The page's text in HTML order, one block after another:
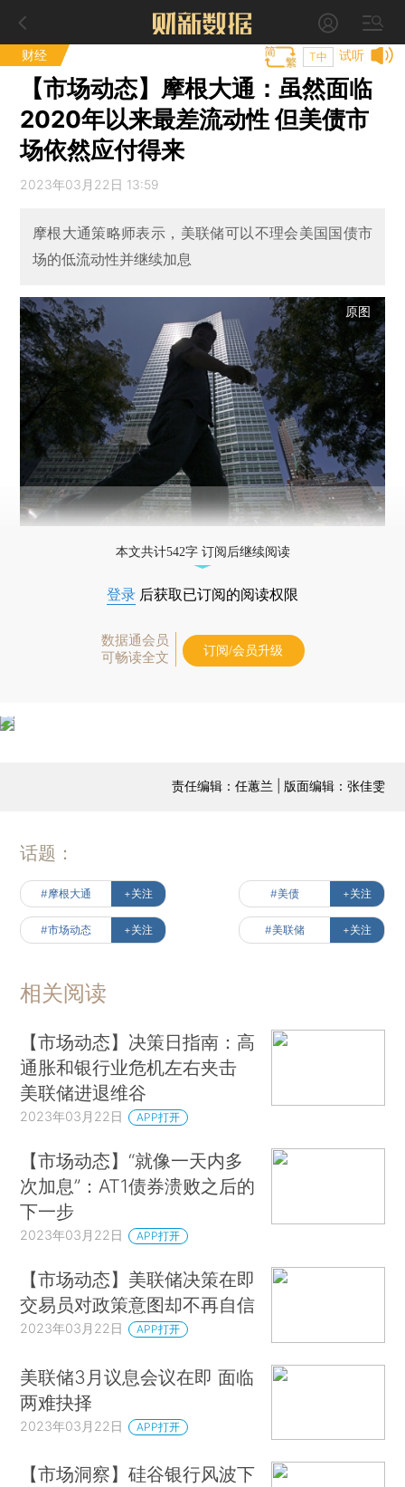
财经 试听
T中
【市场动态】摩根大通：虽然面临
2020年以来最差流动性 但美债市
场依然应付得来
2023年03月22日 13:59
摩根大通策略师表示，美联储可以不理会美国国债市
场的低流动性并继续加息
原图
本文共计542字 订阅后继续阅读
登录 后获取已订阅的阅读权限
数据通会员
可畅读全文
订阅/会员升级
责任编辑：任蕙兰 | 版面编辑：张佳雯
话题：
#摩根大通 +关注 #美债 +关注
#市场动态 +关注 #美联储 +关注
相关阅读
【市场动态】决策日指南：高
通胀和银行业危机左右夹击
美联储进退维谷
2023年03月22日 APP打开
【市场动态】“就像一天内多
次加息”：AT1债券溃败之后的
下一步
2023年03月22日 APP打开
【市场动态】美联储决策在即
交易员对政策意图却不再自信
2023年03月22日 APP打开
美联储3月议息会议在即 面临
两难抉择
2023年03月22日 APP打开
【市场洞察】硅谷银行风波下